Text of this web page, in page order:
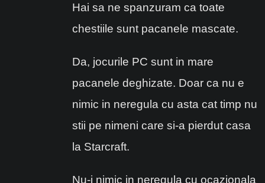
Hai sa ne spanzuram ca toate
chestiile sunt pacanele mascate.
Da, jocurile PC sunt in mare
pacanele deghizate. Doar ca nu e
nimic in neregula cu asta cat timp nu
stii pe nimeni care si-a pierdut casa
la Starcraft.
Nu-i nimic in neregula cu ocazionala